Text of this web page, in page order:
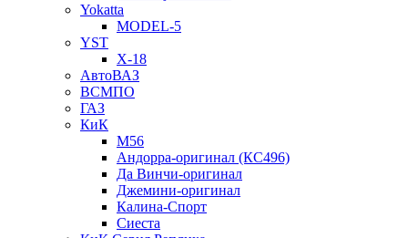
Yokatta
MODEL-5
YST
X-18
АвтоВАЗ
ВСМПО
ГАЗ
КиК
M56
Андорра-оригинал (КС496)
Да Винчи-оригинал
Джемини-оригинал
Калина-Спорт
Сиеста